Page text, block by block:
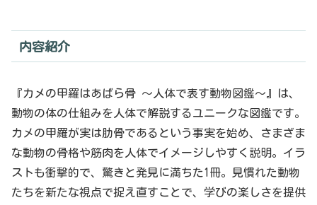
内容紹介
『カメの甲羅はあばら骨 ～人体で表す動物図鑑～』は、
動物の体の仕組みを人体で解説するユニークな図鑑です。
カメの甲羅が実は肋骨であるという事実を始め、さまざま
な動物の骨格や筋肉を人体でイメージしやすく説明。イラ
ストも衝撃的で、驚きと発見に満ちた1冊。見慣れた動物
たちを新たな視点で捉え直すことで、学びの楽しさを提供